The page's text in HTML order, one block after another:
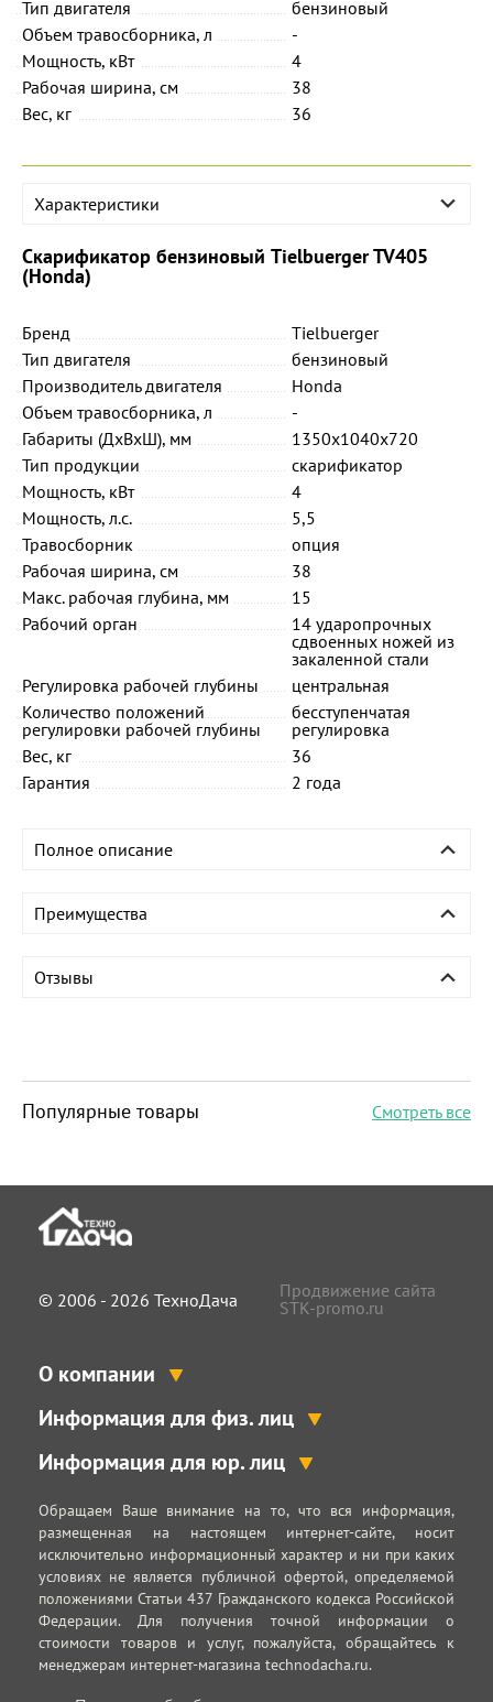
Тип двигателя
бензиновый
Объем травосборника, л
-
Мощность, кВт
4
Рабочая ширина, см
38
Вес, кг
36
Характеристики
Скарификатор бензиновый Tielbuerger TV405
(Honda)
Бренд
Tielbuerger
Тип двигателя
бензиновый
Производитель двигателя
Honda
Объем травосборника, л
-
Габариты (ДхВхШ), мм
1350х1040х720
Тип продукции
скарификатор
Мощность, кВт
4
Мощность, л.с.
5,5
Травосборник
опция
Рабочая ширина, см
38
Макс. рабочая глубина, мм
15
Рабочий орган
14 ударопрочных
сдвоенных ножей из
закаленной стали
Регулировка рабочей глубины
центральная
Количество положений
регулировки рабочей глубины
бесступенчатая
регулировка
Вес, кг
36
Гарантия
2 года
Полное описание
Преимущества
Отзывы
Популярные товары Смотреть все
© 2006 - 2026 ТехноДача
Продвижение сайта
STK-promo.ru
О компании
Информация для физ. лиц
Информация для юр. лиц
Обращаем Ваше внимание на то, что вся информация,
размещенная на настоящем интернет-сайте, носит
исключительно информационный характер и ни при каких
условиях не является публичной офертой, определяемой
положениями Статьи 437 Гражданского кодекса Российской
Федерации. Для получения точной информации о
стоимости товаров и услуг, пожалуйста, обращайтесь к
менеджерам интернет-магазина technodacha.ru.